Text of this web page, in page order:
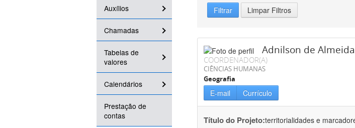
Auxílios
Chamadas
Tabelas de
valores
Calendários
Prestação de
contas
Filtrar Limpar Filtros
Adnilson de
COORDENADOR(A)
CIÊNCIAS HUMANAS
Geografia
E-mail Currículo
Título do Projeto:territorialidades e